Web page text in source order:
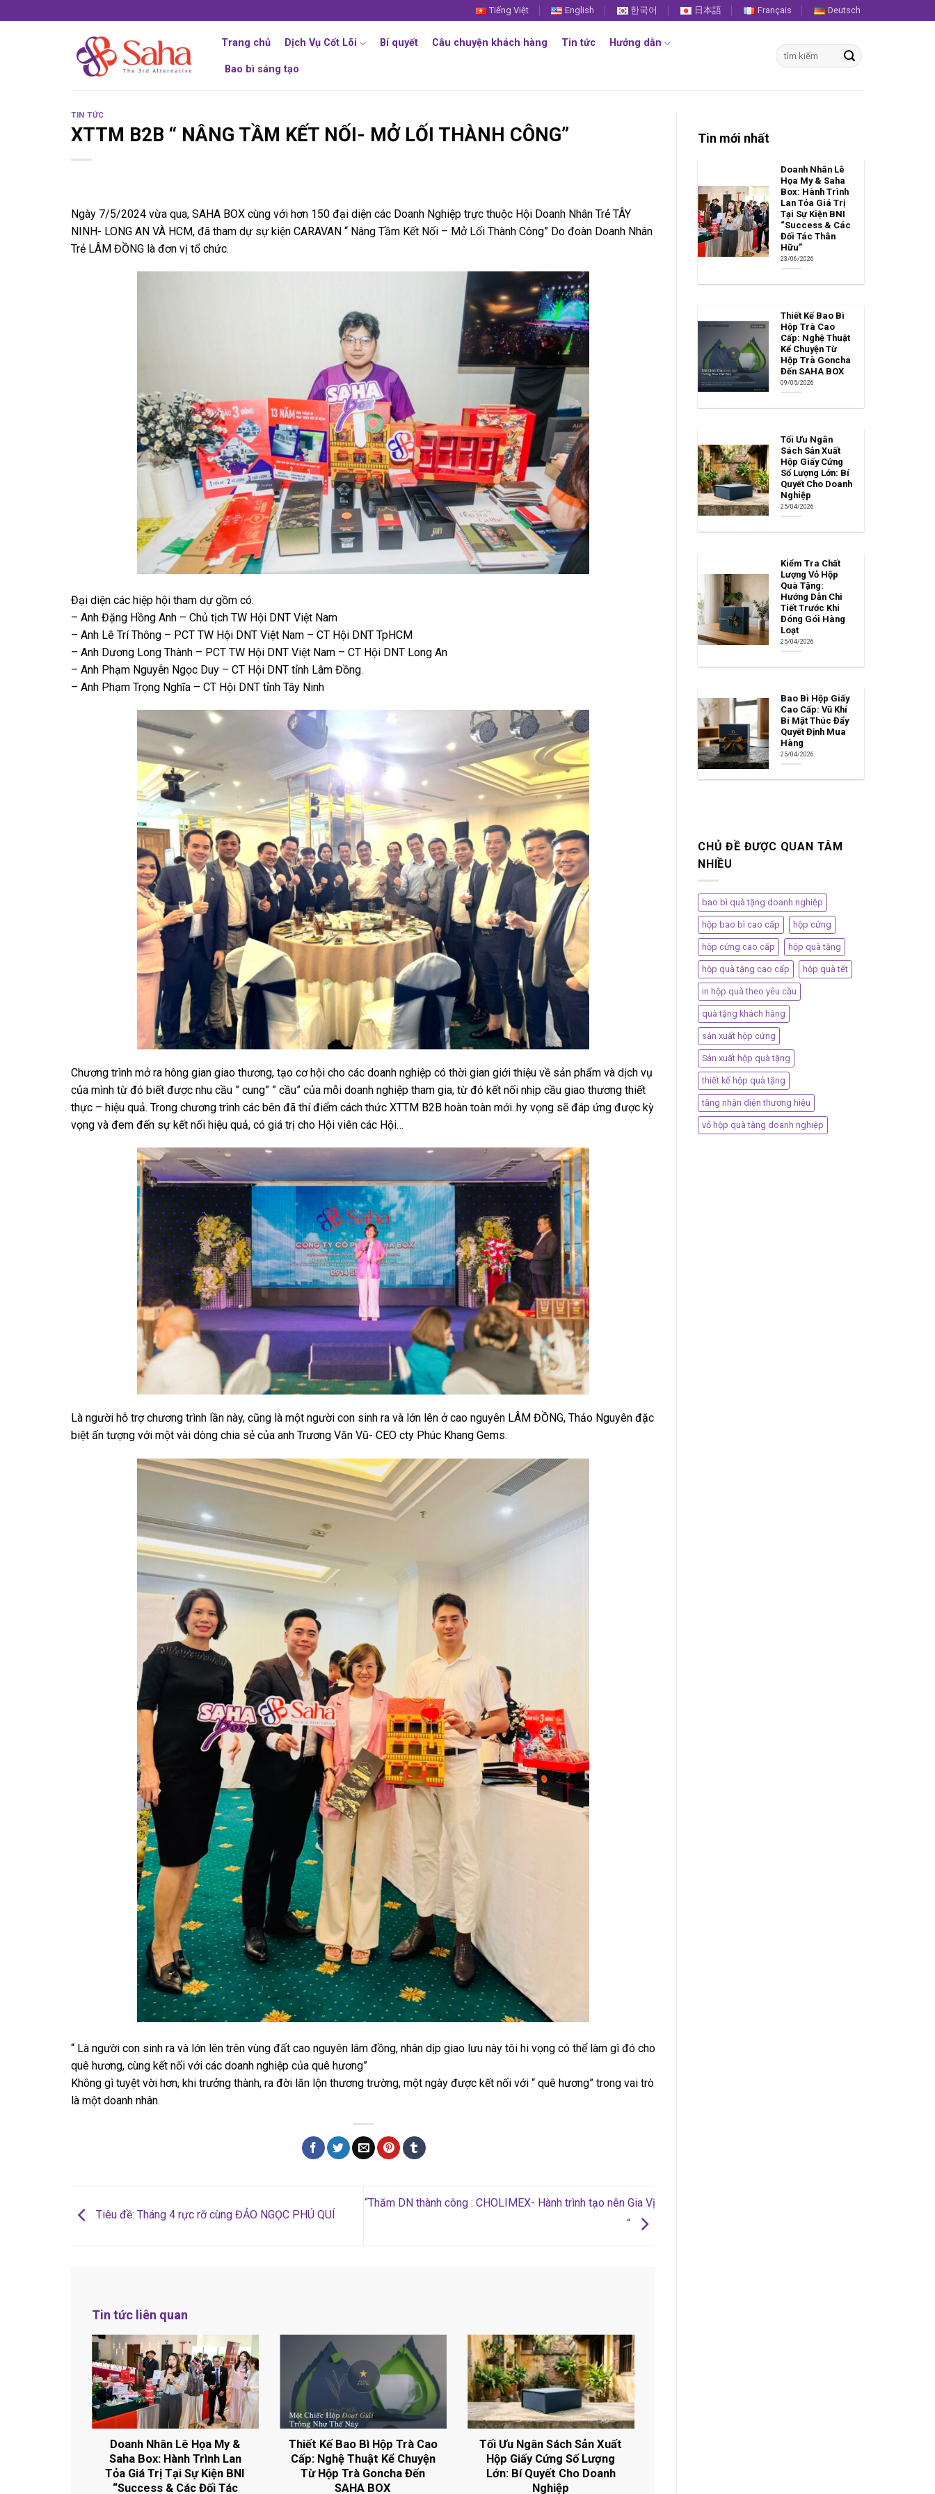
to
Tiếng Việt English 한국어 日本語 Français Deutsch
Trang chủ Dịch Vụ Cốt Lõi Bí quyết Câu chuyện khách hàng Tin tức Hướng dẫn
Bao bì sáng tạo
Tìm
kiếm:
TIN TỨC
XTTM B2B “ NÂNG TẦM KẾT NỐI- MỞ LỐI THÀNH CÔNG”
Ngày 7/5/2024 vừa qua, SAHA BOX cùng với hơn 150 đại diện các Doanh Nghiệp trực thuộc Hội Doanh Nhân Trẻ TÂY
NINH- LONG AN VÀ HCM, đã tham dự sự kiện CARAVAN “ Nâng Tầm Kết Nối – Mở Lối Thành Công” Do đoàn Doanh Nhân
Trẻ LÂM ĐỒNG là đơn vị tổ chức.
Đại diện các hiệp hội tham dự gồm có:
– Anh Đặng Hồng Anh – Chủ tịch TW Hội DNT Việt Nam
– Anh Lê Trí Thông – PCT TW Hội DNT Việt Nam – CT Hội DNT TpHCM
– Anh Dương Long Thành – PCT TW Hội DNT Việt Nam – CT Hội DNT Long An
– Anh Phạm Nguyễn Ngọc Duy – CT Hội DNT tỉnh Lâm Đồng.
– Anh Phạm Trọng Nghĩa – CT Hội DNT tỉnh Tây Ninh
Chương trình mở ra hông gian giao thương, tạo cơ hội cho các doanh nghiệp có thời gian giới thiệu về sản phẩm và dịch vụ
của mình từ đó biết được nhu cầu ” cung” ” cầu” của mỗi doanh nghiệp tham gia, từ đó kết nối nhịp cầu giao thương thiết
thực – hiệu quả. Trong chương trình các bên đã thí điểm cách thức XTTM B2B hoàn toàn mới..hy vọng sẽ đáp ứng được kỳ
vọng và đem đến sự kết nối hiệu quả, có giá trị cho Hội viên các Hội…
Là người hỗ trợ chương trình lần này, cũng là một người con sinh ra và lớn lên ở cao nguyên LÂM ĐỒNG, Thảo Nguyên đặc
biệt ấn tượng với một vài dòng chia sẻ của anh Trương Văn Vũ- CEO cty Phúc Khang Gems.
“ Là người con sinh ra và lớn lên trên vùng đất cao nguyên lâm đồng, nhân dịp giao lưu này tôi hi vọng có thể làm gì đó cho
quê hương, cùng kết nối với các doanh nghiệp của quê hương”
Không gì tuyệt vời hơn, khi trưởng thành, ra đời lăn lộn thương trường, một ngày được kết nối với “ quê hương” trong vai trò
là một doanh nhân.
Tiêu đề: Tháng 4 rực rỡ cùng ĐẢO NGỌC PHÚ QUÍ
“Thăm DN thành công : CHOLIMEX- Hành trình tạo nên Gia Vị
“
Tin tức liên quan
Doanh Nhân Lê Họa My &
Saha Box: Hành Trình Lan
Tỏa Giá Trị Tại Sự Kiện BNI
“Success & Các Đối Tác
Thiết Kế Bao Bì Hộp Trà Cao
Cấp: Nghệ Thuật Kể Chuyện
Từ Hộp Trà Goncha Đến
SAHA BOX
Tối Ưu Ngân Sách Sản Xuất
Hộp Giấy Cứng Số Lượng
Lớn: Bí Quyết Cho Doanh
Nghiệp
Tin mới nhất
Doanh Nhân Lê
Họa My & Saha
Box: Hành Trình
Lan Tỏa Giá Trị
Tại Sự Kiện BNI
“Success & Các
Đối Tác Thân
Hữu”
23/06/2026
Thiết Kế Bao Bì
Hộp Trà Cao
Cấp: Nghệ Thuật
Kể Chuyện Từ
Hộp Trà Goncha
Đến SAHA BOX
09/05/2026
Tối Ưu Ngân
Sách Sản Xuất
Hộp Giấy Cứng
Số Lượng Lớn: Bí
Quyết Cho Doanh
Nghiệp
25/04/2026
Kiểm Tra Chất
Lượng Vỏ Hộp
Quà Tặng:
Hướng Dẫn Chi
Tiết Trước Khi
Đóng Gói Hàng
Loạt
25/04/2026
Bao Bì Hộp Giấy
Cao Cấp: Vũ Khí
Bí Mật Thúc Đẩy
Quyết Định Mua
Hàng
25/04/2026
CHỦ ĐỀ ĐƯỢC QUAN TÂM
NHIỀU
bao bì quà tặng doanh nghiệp
hộp bao bì cao cấp hộp cứng
hộp cứng cao cấp hộp quà tặng
hộp quà tặng cao cấp hộp quà tết
in hộp quà theo yêu cầu
quà tặng khách hàng
sản xuất hộp cứng
Sản xuất hộp quà tặng
thiết kế hộp quà tặng
tăng nhận diện thương hiệu
vỏ hộp quà tặng doanh nghiệp